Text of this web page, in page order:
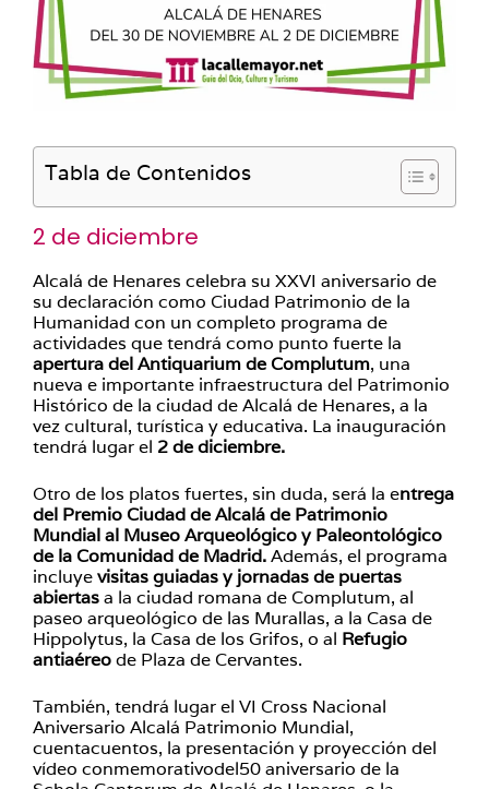
Tabla de Contenidos
2 de diciembre
Alcalá de Henares celebra su XXVI aniversario de
su declaración como Ciudad Patrimonio de la
Humanidad con un completo programa de
actividades que tendrá como punto fuerte la
apertura del Antiquarium de Complutum, una
nueva e importante infraestructura del Patrimonio
Histórico de la ciudad de Alcalá de Henares, a la
vez cultural, turística y educativa. La inauguración
tendrá lugar el 2 de diciembre.
Otro de los platos fuertes, sin duda, será la entrega
del Premio Ciudad de Alcalá de Patrimonio
Mundial al Museo Arqueológico y Paleontológico
de la Comunidad de Madrid.Además, el programa
incluyevisitas guiadas y jornadas de puertas
abiertasa la ciudad romana de Complutum, al
paseo arqueológico de las Murallas, a la Casa de
Hippolytus, la Casa de los Grifos, o al Refugio
antiaéreode Plaza de Cervantes.
También, tendrá lugar el VI Cross Nacional
Aniversario Alcalá Patrimonio Mundial,
cuentacuentos, la presentación y proyección del
vídeo conmemorativodel50 aniversario de la